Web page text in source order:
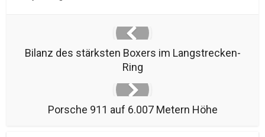
Bilanz des stärksten Boxers im Langstrecken-
Ring
Porsche 911 auf 6.007 Metern Höhe